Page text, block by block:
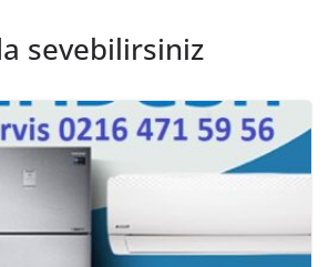
sevebilirsiniz